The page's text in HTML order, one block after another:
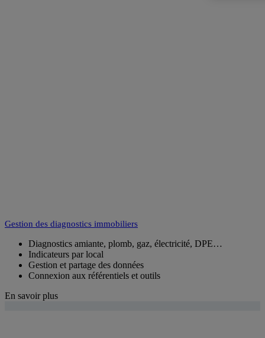
Gestion des diagnostics immobiliers
Diagnostics amiante, plomb, gaz, électricité, DPE…
Indicateurs par local
Gestion et partage des données
Connexion aux référentiels et outils
En savoir plus